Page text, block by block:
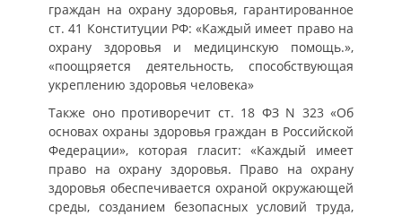
граждан на охрану здоровья, гарантированное
ст. 41 Конституции РФ: «Каждый имеет право на
охрану здоровья и медицинскую помощь.»,
«поощряется деятельность, способствующая
укреплению здоровья человека»
Также оно противоречит ст. 18 ФЗ N 323 «Об
основах охраны здоровья граждан в Российской
Федерации», которая гласит: «Каждый имеет
право на охрану здоровья. Право на охрану
здоровья обеспечивается охраной окружающей
среды, созданием безопасных условий труда,